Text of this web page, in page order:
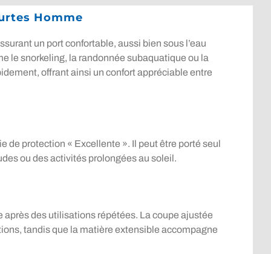
Homme
un port confortable, aussi bien sous l’eau
le snorkeling, la randonnée subaquatique ou la
offrant ainsi un confort appréciable entre
de protection « Excellente ». Il peut être porté seul
ou des activités prolongées au soleil.
après des utilisations répétées. La coupe ajustée
tandis que la matière extensible accompagne